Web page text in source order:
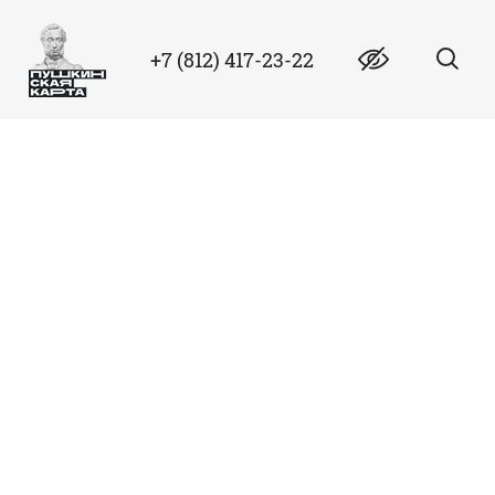
+7 (812) 417-23-22